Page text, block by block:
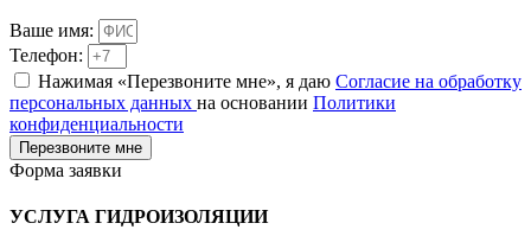
Ваше имя:
Телефон:
Нажимая «Перезвоните мне», я даю Согласие на обработку
персональных данных на основании Политики
конфиденциальности
Перезвоните мне
Форма заявки
УСЛУГА ГИДРОИЗОЛЯЦИИ